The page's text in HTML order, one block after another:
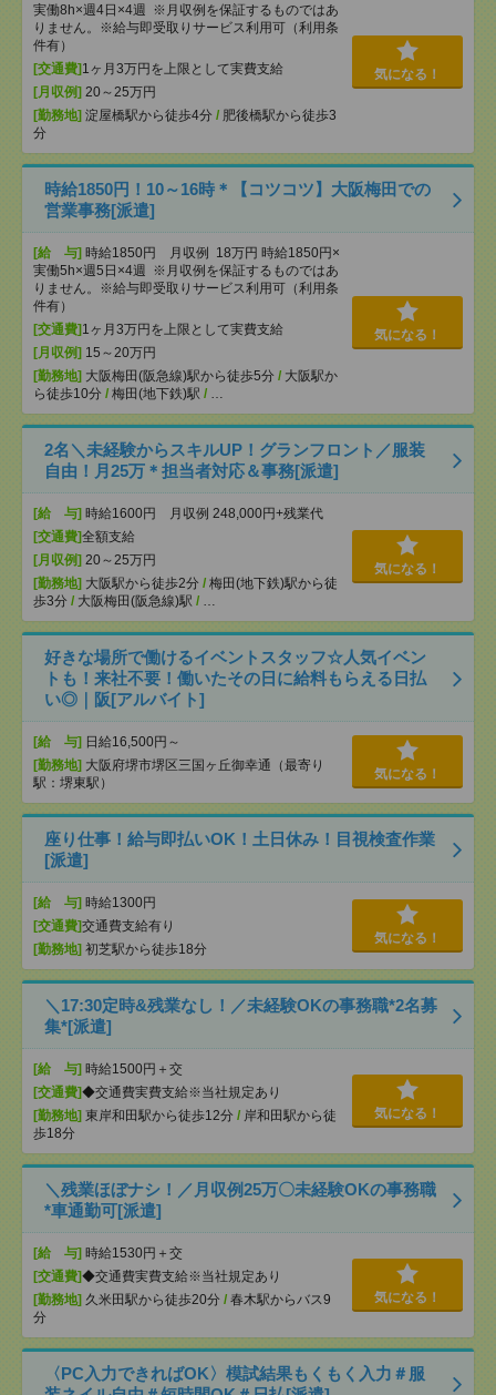
実働8h×週4日×4週 ※月収例を保証するものではあ
りません。※給与即受取りサービス利用可（利用条
件有）
[交通費] 1ヶ月3万円を上限として実費支給
[月収例] 20～25万円
[勤務地] 淀屋橋駅から徒歩4分 / 肥後橋駅から徒歩3
分
気になる！
時給1850円！10～16時＊【コツコツ】大阪梅田での
営業事務[派遣]
[給 与] 時給1850円 月収例 18万円 時給1850円×
実働5h×週5日×4週 ※月収例を保証するものではあ
りません。※給与即受取りサービス利用可（利用条
件有）
[交通費] 1ヶ月3万円を上限として実費支給
[月収例] 15～20万円
[勤務地] 大阪梅田(阪急線)駅から徒歩5分 / 大阪駅か
ら徒歩10分 / 梅田(地下鉄)駅 / …
気になる！
2名＼未経験からスキルUP！グランフロント／服装
自由！月25万＊担当者対応＆事務[派遣]
[給 与] 時給1600円 月収例 248,000円+残業代
[交通費]全額支給
[月収例] 20～25万円
[勤務地] 大阪駅から徒歩2分 / 梅田(地下鉄)駅から徒
歩3分 / 大阪梅田(阪急線)駅 / …
気になる！
好きな場所で働けるイベントスタッフ☆人気イベン
トも！来社不要！働いたその日に給料もらえる日払
い◎｜阪[アルバイト]
[給 与] 日給16,500円～
[勤務地] 大阪府堺市堺区三国ヶ丘御幸通（最寄り
駅：堺東駅）
気になる！
座り仕事！給与即払いOK！土日休み！目視検査作業
[派遣]
[給 与] 時給1300円
[交通費]交通費支給有り
[勤務地] 初芝駅から徒歩18分
気になる！
＼17:30定時&残業なし！／未経験OKの事務職*2名募
集*[派遣]
[給 与] 時給1500円＋交
[交通費]◆交通費実費支給※当社規定あり
[勤務地] 東岸和田駅から徒歩12分 / 岸和田駅から徒
歩18分
気になる！
＼残業ほぼナシ！／月収例25万〇未経験OKの事務職
*車通勤可[派遣]
[給 与] 時給1530円＋交
[交通費]◆交通費実費支給※当社規定あり
[勤務地] 久米田駅から徒歩20分 / 春木駅からバス9
分
気になる！
〈PC入力できればOK〉模試結果もくもく入力＃服